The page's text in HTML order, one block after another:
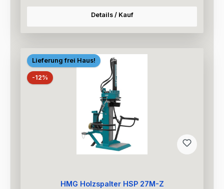
Details / Kauf
Lieferung frei Haus!
-12%Rabatt
HMG Holzspalter HSP 27M-Z